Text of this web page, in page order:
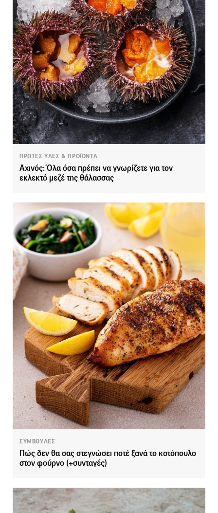
ΠΡΩΤΕΣ ΥΛΕΣ & ΠΡΟΪΟΝΤΑ
Αχινός: Όλα όσα πρέπει να γνωρίζετε για τον
εκλεκτό μεζέ της θάλασσας
ΣΥΜΒΟΥΛΕΣ
Πώς δεν θα σας στεγνώσει ποτέ ξανά το κοτόπουλο
στον φούρνο (+συνταγές)